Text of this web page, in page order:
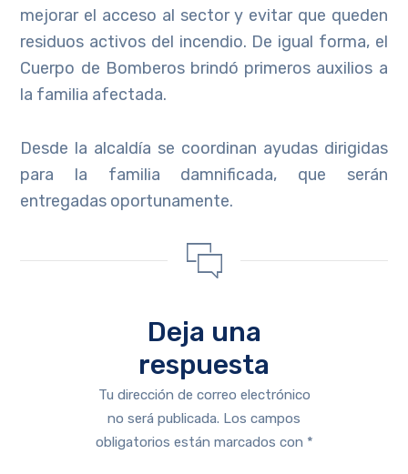
mejorar el acceso al sector y evitar que queden
residuos activos del incendio. De igual forma, el
Cuerpo de Bomberos brindó primeros auxilios a
la familia afectada.
Desde la alcaldía se coordinan ayudas dirigidas
para la familia damnificada, que serán
entregadas oportunamente.
Deja una
respuesta
Tu dirección de correo electrónico
no será publicada. Los campos
obligatorios están marcados con *